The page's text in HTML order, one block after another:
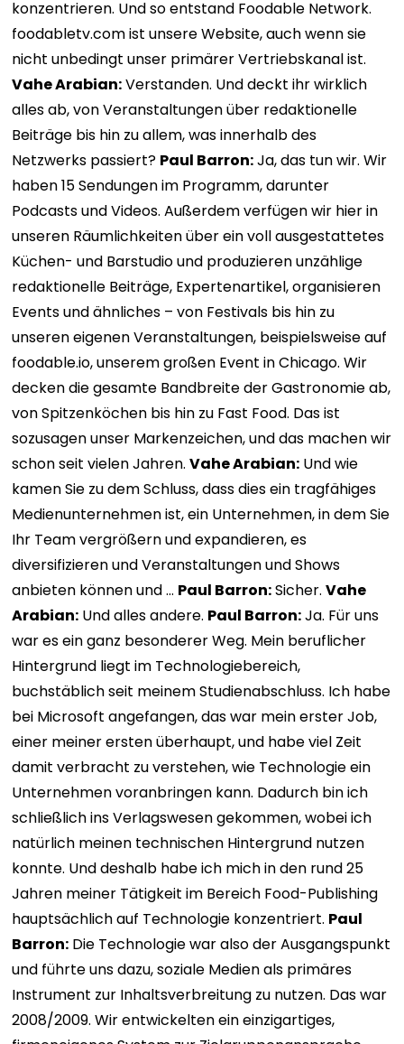
konzentrieren. Und so entstand Foodable Network.
foodabletv.com ist unsere Website, auch wenn sie
nicht unbedingt unser primärer Vertriebskanal ist.
Vahe Arabian:Verstanden. Und deckt ihr wirklich
alles ab, von Veranstaltungen über redaktionelle
Beiträge bis hin zu allem, was innerhalb des
Netzwerks passiert? Paul Barron:Ja, das tun wir. Wir
haben 15 Sendungen im Programm, darunter
Podcasts und Videos. Außerdem verfügen wir hier in
unseren Räumlichkeiten über ein voll ausgestattetes
Küchen- und Barstudio und produzieren unzählige
redaktionelle Beiträge, Expertenartikel, organisieren
Events und ähnliches – von Festivals bis hin zu
unseren eigenen Veranstaltungen, beispielsweise auf
foodable.io, unserem großen Event in Chicago. Wir
decken die gesamte Bandbreite der Gastronomie ab,
von Spitzenköchen bis hin zu Fast Food. Das ist
sozusagen unser Markenzeichen, und das machen wir
schon seit vielen Jahren.Vahe Arabian: Und wie
kamen Sie zu dem Schluss, dass dies ein tragfähiges
Medienunternehmen ist, ein Unternehmen, in dem Sie
Ihr Team vergrößern und expandieren, es
diversifizieren und Veranstaltungen und Shows
anbieten können und … Paul Barron:Sicher.Vahe
Arabian: Und alles andere. Paul Barron:Ja. Für uns
war es ein ganz besonderer Weg. Mein beruflicher
Hintergrund liegt im Technologiebereich,
buchstäblich seit meinem Studienabschluss. Ich habe
bei Microsoft angefangen, das war mein erster Job,
einer meiner ersten überhaupt, und habe viel Zeit
damit verbracht zu verstehen, wie Technologie ein
Unternehmen voranbringen kann. Dadurch bin ich
schließlich ins Verlagswesen gekommen, wobei ich
natürlich meinen technischen Hintergrund nutzen
konnte. Und deshalb habe ich mich in den rund 25
Jahren meiner Tätigkeit im Bereich Food-Publishing
hauptsächlich auf Technologie konzentriert. Paul
Barron: Die Technologie war also der Ausgangspunkt
und führte uns dazu, soziale Medien als primäres
Instrument zur Inhaltsverbreitung zu nutzen. Das war
2008/2009. Wir entwickelten ein einzigartiges,